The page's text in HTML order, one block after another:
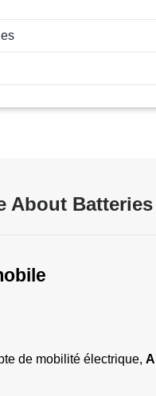
About Batteries
de mobilité électrique,